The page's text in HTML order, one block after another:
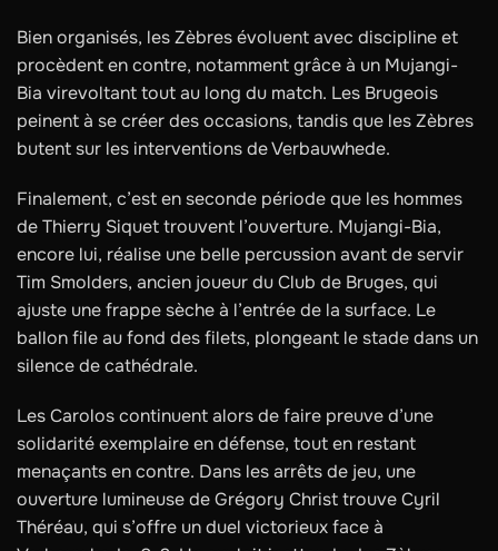
Bien organisés, les Zèbres évoluent avec discipline et
procèdent en contre, notamment grâce à un Mujangi-
Bia virevoltant tout au long du match. Les Brugeois
peinent à se créer des occasions, tandis que les Zèbres
butent sur les interventions de Verbauwhede.
Finalement, c’est en seconde période que les hommes
de Thierry Siquet trouvent l’ouverture. Mujangi-Bia,
encore lui, réalise une belle percussion avant de servir
Tim Smolders, ancien joueur du Club de Bruges, qui
ajuste une frappe sèche à l’entrée de la surface. Le
ballon file au fond des filets, plongeant le stade dans un
silence de cathédrale.
Les Carolos continuent alors de faire preuve d’une
solidarité exemplaire en défense, tout en restant
menaçants en contre. Dans les arrêts de jeu, une
ouverture lumineuse de Grégory Christ trouve Cyril
Théréau, qui s’offre un duel victorieux face à